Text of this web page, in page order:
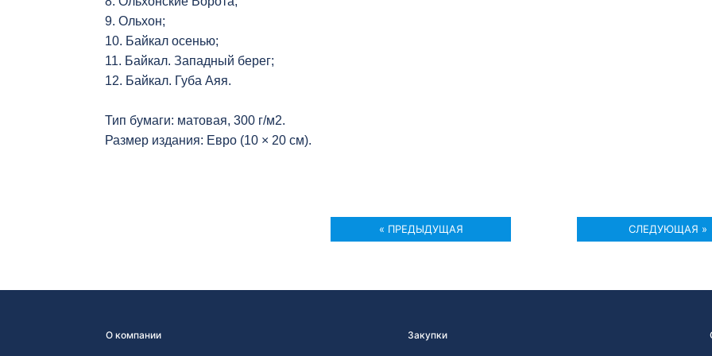
9. Ольхон;
10. Байкал осенью;
11. Байкал. Западный берег;
12. Байкал. Губа Аяя.
Тип бумаги: матовая, 300 г/м2.
Размер издания: Евро (10 × 20 см).
« ПРЕДЫДУЩАЯ СЛЕДУЮЩАЯ »
О компании Закупки